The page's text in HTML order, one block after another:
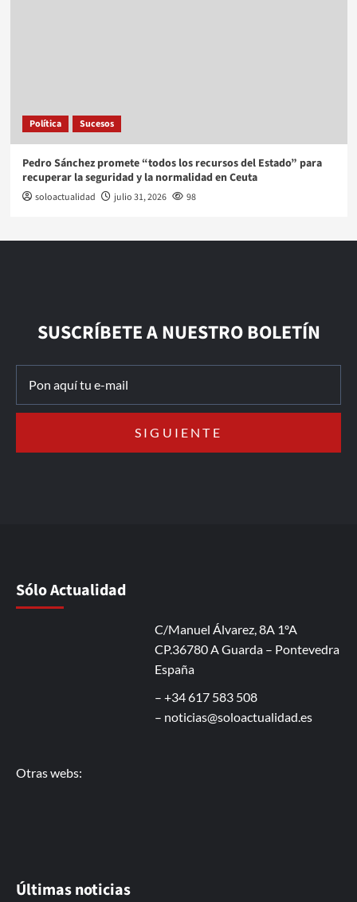
Política Sucesos
Pedro Sánchez promete “todos los recursos del Estado” para
recuperar la seguridad y la normalidad en Ceuta
soloactualidad julio 31, 2026 98
SUSCRÍBETE A NUESTRO BOLETÍN
Sólo Actualidad
C/Manuel Álvarez, 8A 1ºA
CP.36780 A Guarda – Pontevedra
España
– +34 617 583 508
– noticias@soloactualidad.es
Otras webs:
Últimas noticias